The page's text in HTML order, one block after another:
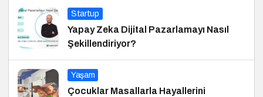
Startup
Yapay Zeka Dijital Pazarlamayı Nasıl
Şekillendiriyor?
Yaşam
Çocuklar Masallarla Hayallerini